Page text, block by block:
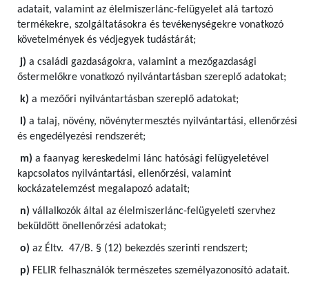
adatait, valamint az élelmiszerlánc-felügyelet alá tartozó
termékekre, szolgáltatásokra és tevékenységekre vonatkozó
követelmények és védjegyek tudástárát;
j) a családi gazdaságokra, valamint a mezőgazdasági
őstermelőkre vonatkozó nyilvántartásban szereplő adatokat;
k) a mezőőri nyilvántartásban szereplő adatokat;
l) a talaj, növény, növénytermesztés nyilvántartási, ellenőrzési
és engedélyezési rendszerét;
m) a faanyag kereskedelmi lánc hatósági felügyeletével
kapcsolatos nyilvántartási, ellenőrzési, valamint
kockázatelemzést megalapozó adatait;
n) vállalkozók által az élelmiszerlánc-felügyeleti szervhez
beküldött önellenőrzési adatokat;
o) az Éltv. 47/B. § (12) bekezdés szerinti rendszert;
p) FELIR felhasználók természetes személyazonosító adatait.